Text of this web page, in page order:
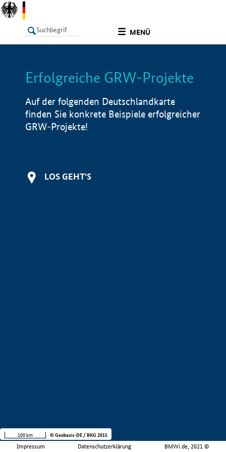
MENÜ
LISTE Info
Erfolgreiche GRW-Projekte
Auf der folgenden Deutschlandkarte
finden Sie konkrete Beispiele erfolgreicher
GRW-Projekte!
LOS GEHT'S
Impressum Datenschutzerklärung BMWi.de, 2021 ©
100 km © Geobasis-DE / BKG 2015